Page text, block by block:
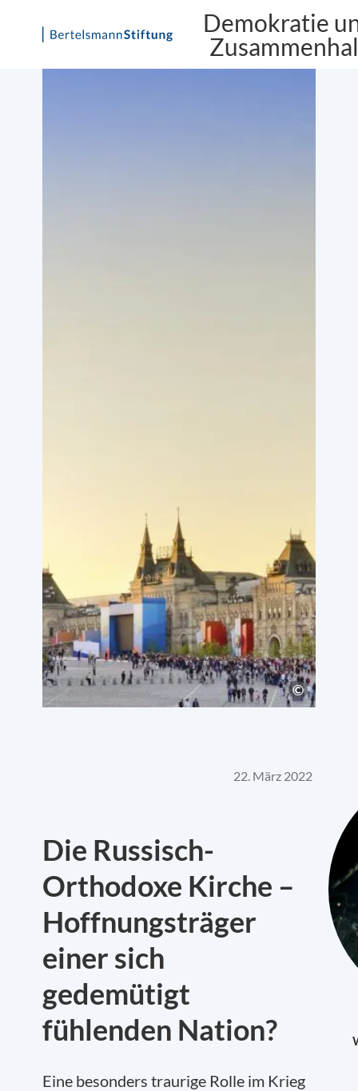
Demokratie
22. März 2022
Die Russisch-
Orthodoxe Kirche –
Hoffnungsträger
einer sich
gedemütigt
fühlenden Nation?
Eine besonders traurige Rolle im Krieg